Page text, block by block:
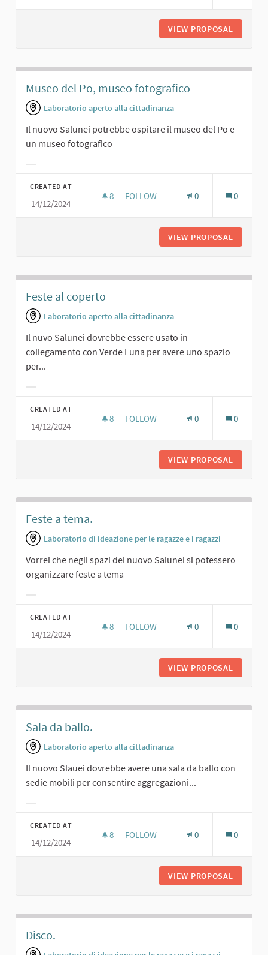
VIEW PROPOSAL
Museo del Po, museo fotografico
Laboratorio aperto alla cittadinanza
Il nuovo Salunei potrebbe ospitare il museo del Po e
un museo fotografico
CREATED AT
14/12/2024
8 8 FOLLOWERS
FOLLOW 0 0
VIEW PROPOSAL
Feste al coperto
Laboratorio aperto alla cittadinanza
Il nuvo Salunei dovrebbe essere usato in
collegamento con Verde Luna per avere uno spazio
per...
CREATED AT
14/12/2024
8 8 FOLLOWERS
FOLLOW 0 0
VIEW PROPOSAL
Feste a tema.
Laboratorio di ideazione per le ragazze e i ragazzi
Vorrei che negli spazi del nuovo Salunei si potessero
organizzare feste a tema
CREATED AT
14/12/2024
8 8 FOLLOWERS
FOLLOW 0 0
VIEW PROPOSAL
Sala da ballo.
Laboratorio aperto alla cittadinanza
Il nuovo Slauei dovrebbe avere una sala da ballo con
sedie mobili per consentire aggregazioni...
CREATED AT
14/12/2024
8 8 FOLLOWERS
FOLLOW 0 0
VIEW PROPOSAL
Disco.